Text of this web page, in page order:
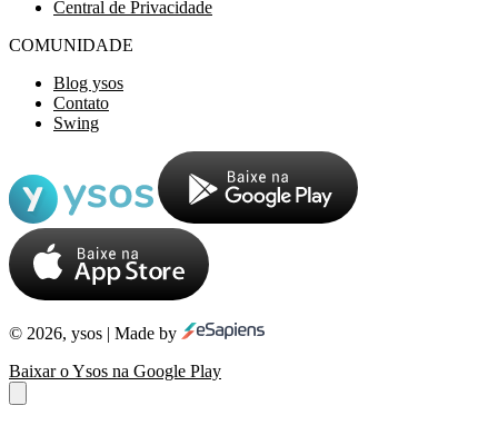
Central de Privacidade
COMUNIDADE
Blog ysos
Contato
Swing
© 2026, ysos | Made by
Baixar o Ysos na Google Play